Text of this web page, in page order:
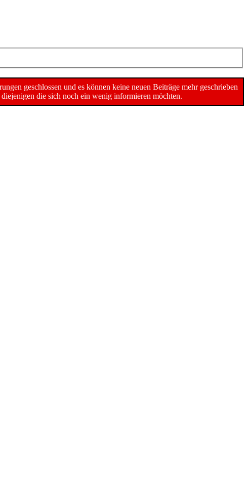
geschlossen und es können keine neuen Beiträge mehr geschrieben
die sich noch ein wenig informieren möchten.